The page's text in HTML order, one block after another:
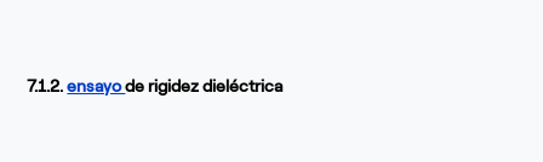
7.1.2.ensayode rigidez dieléctrica